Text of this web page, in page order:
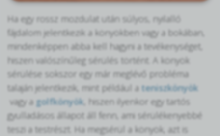
Ha egy rossz mozdulat után súlyos, nyilalló
fájdalom jelentkezik a könyökben vagy a bokában,
mindenképpen abba kell hagyni a tevékenységet,
hiszen valószínűleg sérülés történt. A könyök
sérülése sokszor egy már meglévő probléma
talaján jelentkezik, mint például a teniszkönyök
vagy a golfkönyök , hiszen ilyenkor egy tartós
gyulladásos állapot áll fenn, ami sérülékenyebbé
teszi a testrészt. Ha megsérül a könyök, azt is